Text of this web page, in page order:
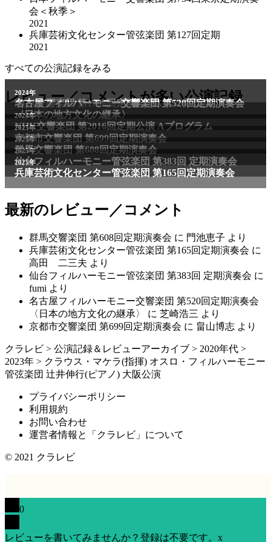
会＜秋季＞
2021
兵庫芸術文化センター管弦楽団 第127回定期
2021
すべての公演記録をみる
レビュー／コメントが多い公演記録
最新のレビュー／コメント
群馬交響楽団 第608回定期演奏会 に 門池恵子 より
兵庫芸術文化センター管弦楽団 第165回定期演奏会 に
高田 二三夫 より
仙台フィルハーモニー管弦楽団 第383回 定期演奏会 に
fumi より
名古屋フィルハーモニー交響楽団 第520回定期演奏会
〈日本の地方文化の継承〉
に 芝崎浩三 より
京都市交響楽団 第699回定期演奏会 に 畠山博志 より
クラレビ > 公演記録＆レビューアーカイブ > 2020年代 >
2023年 > クラウス・マケラ(指揮) オスロ・フィルハーモニー
管弦楽団 辻井伸行(ピアノ) 大阪公演
プライバシーポリシー
利用規約
お問い合わせ
運営者情報と「クラレビ」について
© 2021 クラレビ
0
レビューを書いてみませんか？登録は不要です。 x